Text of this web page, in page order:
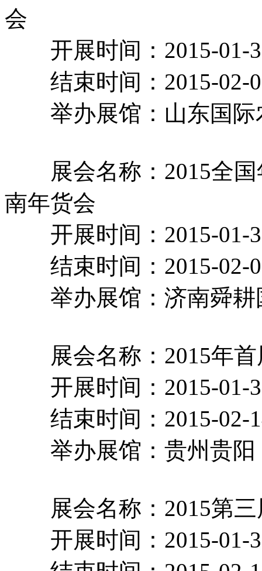
会
开展时间：2015-
结束时间：2015-
举办展馆：山东国
展会名称：2015全国
南年货会
开展时间：2015-
结束时间：2015-
举办展馆：济南舜
展会名称：2015年首
开展时间：2015-
结束时间：2015-
举办展馆：贵州
展会名称：2015第三
开展时间：2015-